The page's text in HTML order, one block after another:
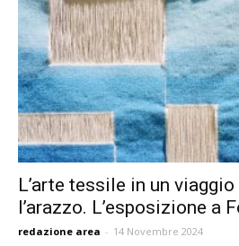
L’arte tessile in un
l’arazzo. L’esposizione a
redazione area - 14 Novembre 2024